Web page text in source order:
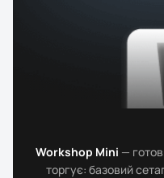
Workshop Mini —
торгує: базовий